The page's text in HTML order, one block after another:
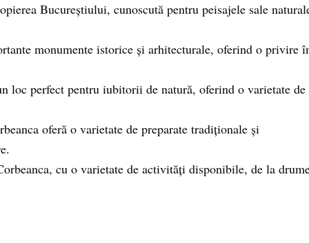
Bucureștiului, cunoscută pentru peisajele sale
monumente istorice și arhitecturale, oferind o privire
loc perfect pentru iubitorii de natură, oferind o varietate de
oferă o varietate de preparate tradiționale și
cu o varietate de activități disponibile, de la